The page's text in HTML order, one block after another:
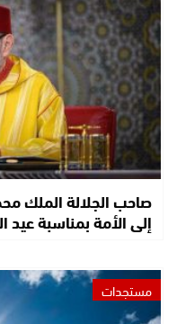
صاحب الجلالة الملك
إلى الأمة بمناسبة عيد
مستجدات